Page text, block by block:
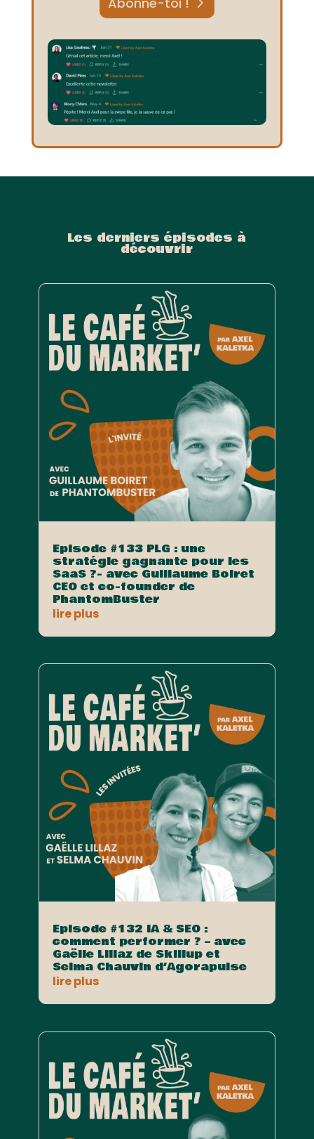
Les derniers épisodes à
découvrir
Episode #133 PLG : une
stratégie gagnante pour les
SaaS ?- avec Guillaume Boiret
CEO et co-founder de
PhantomBuster
lire plus
Episode #132 IA & SEO :
comment performer ? – avec
Gaëlle Lillaz de Skillup et
Selma Chauvin d’Agorapulse
lire plus